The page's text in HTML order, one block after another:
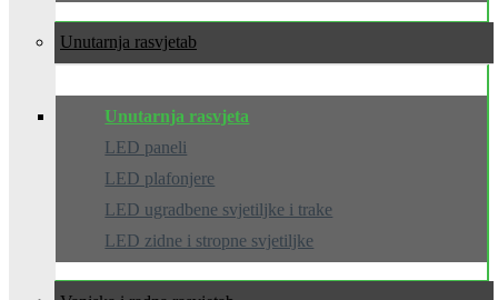
Unutarnja rasvjeta
Unutarnja rasvjeta
LED paneli
LED plafonjere
LED ugradbene svjetiljke i trake
LED zidne i stropne svjetiljke